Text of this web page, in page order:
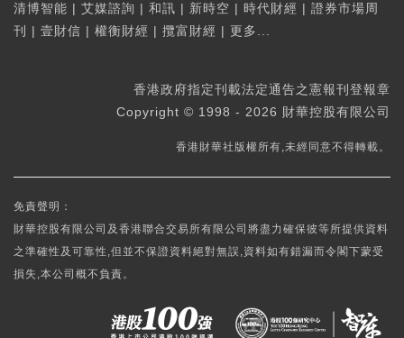
清博智能 | 艾媒諮詢 | 和訊 | 新時空 | 時代財經 | 證券市場周
刊
| 壹財信 | 權衡財經 | 攬富財經 | 更多...
香港政府指定刊載法定通告之憲報刊登報章
Copyright © 1998 - 2026 財華控股有限公司
香港財華社版權所有,未經同意不得轉載。
免責聲明：
財華控股有限公司及香港聯合交易所有限公司將盡力確保彼等所提供資料
之準確性及可靠性,但並不保證資料絕對無誤,資料如有錯漏而令閣下蒙受
損失,本公司概不負責。